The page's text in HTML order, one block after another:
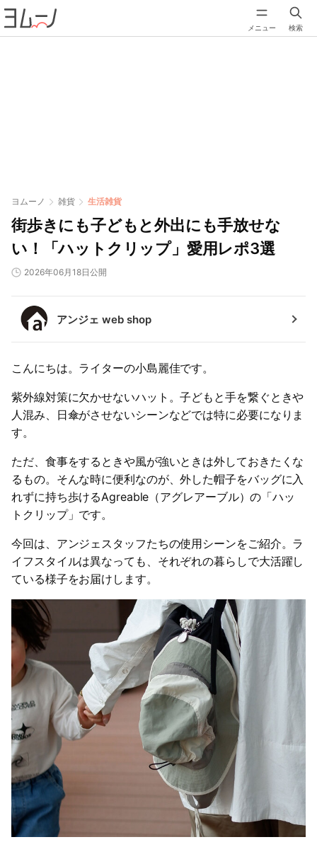
メニュー 検索
ヨムーノ 雑貨 生活雑貨
街歩きにも子どもと外出にも手放せな
い！「ハットクリップ」愛用レポ3選
2026年06月18日公開
アンジェ web shop
こんにちは。ライターの小島麗佳です。
紫外線対策に欠かせないハット。子どもと手を繋ぐときや
人混み、日傘がさせないシーンなどでは特に必要になりま
す。
ただ、食事をするときや風が強いときは外しておきたくな
るもの。そんな時に便利なのが、外した帽子をバッグに入
れずに持ち歩けるAgreable（アグレアーブル）の「ハッ
トクリップ」です。
今回は、アンジェスタッフたちの使用シーンをご紹介。ラ
イフスタイルは異なっても、それぞれの暮らしで大活躍し
ている様子をお届けします。